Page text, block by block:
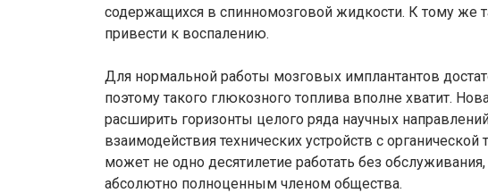
содержащихся в спинномозговой жидкости. К тому же
привести к воспалению.
Для нормальной работы мозговых имплантантов
поэтому такого глюкозного топлива вполне хватит.
расширить горизонты целого ряда научных
взаимодействия технических устройств с
может не одно десятилетие работать без
абсолютно полноценным членом общества.